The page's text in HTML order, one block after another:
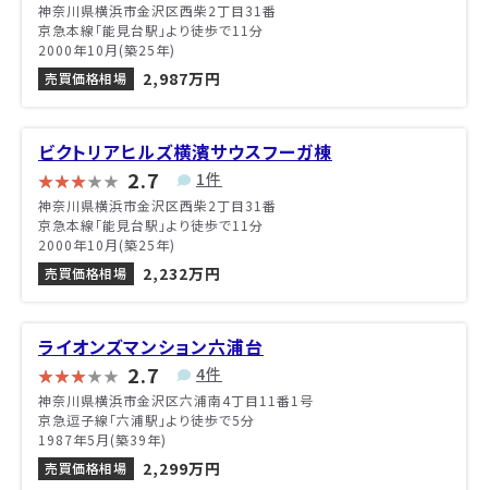
神奈川県横浜市金沢区西柴2丁目31番
京急本線「能見台駅」より徒歩で11分
2000年10月(築25年)
売買価格相場
2,987万円
ビクトリアヒルズ横濱サウスフーガ棟
2.7 1件
神奈川県横浜市金沢区西柴2丁目31番
京急本線「能見台駅」より徒歩で11分
2000年10月(築25年)
売買価格相場
2,232万円
ライオンズマンション六浦台
2.7 4件
神奈川県横浜市金沢区六浦南4丁目11番1号
京急逗子線「六浦駅」より徒歩で5分
1987年5月(築39年)
売買価格相場
2,299万円